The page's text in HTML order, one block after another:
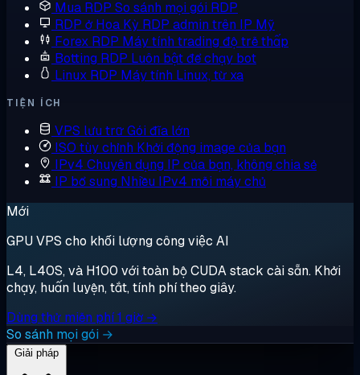
Mua RDP So sánh mọi gói RDP
RDP ở Hoa Kỳ RDP admin trên IP Mỹ
Forex RDP Máy tính trading độ trễ thấp
Botting RDP Luôn bật để chạy bot
Linux RDP Máy tính Linux, từ xa
TIỆN ÍCH
VPS lưu trữGói đĩa lớn
ISO tùy chỉnh Khởi động image của bạn
IPv4 Chuyên dụng IP của bạn, không chia sẻ
IP bổ sung Nhiều IPv4 mỗi máy chủ
Mới
GPU VPS cho khối lượng công việc AI
L4, L40S, và H100 với toàn bộ CUDA stack cài sẵn. Khởi
chạy, huấn luyện, tắt, tính phí theo giây.
Dùng thử miễn phí 1 giờ →
So sánh mọi gói →